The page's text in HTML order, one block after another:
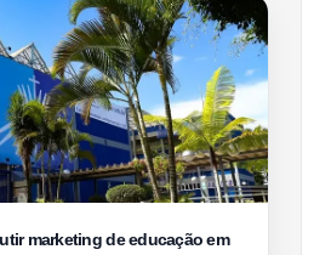
marketing de educação em